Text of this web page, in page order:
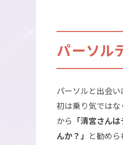
パーソル
パーソルと出会
初は乗り気では
から 「清宮さん
んか？」 と勧めら